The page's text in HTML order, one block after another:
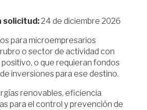
solicitud:24 de diciembre 2026
para microempresarios
o sector de actividad con
o que requieran fondos
inversiones para ese destino.
renovables, eficiencia
para el control y prevención de